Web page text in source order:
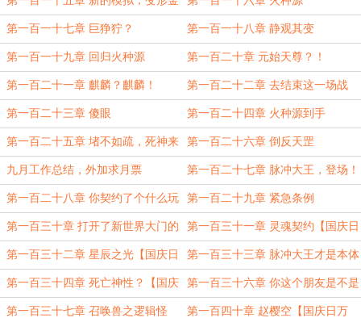
刚！
第一百一十七章 巨狰狞？ 第一百一十八章 静观其变
第一百一十九章 回归火种源 第一百二十章 元始天尊？！
第一百二十一章 麒麟？麒麟！ 第一百二十二章 去结束这一场战
争！
第一百二十三章 傻眼 第一百二十四章 火种源到手
第一百二十五章 堵不如疏，死神来
了
第一百二十六章 倒反天罡
九月工作总结，外加求月票 第一百二十七章 脉冲大王，登场！
第一百二十八章 你契约了个什么玩
意？
第一百二十九章 紧急条例
第一百三十章 打开了新世界大门的
郑吒
第一百三十一章 灵魂契约【国庆日
万1/5】
第一百三十二章 星辰之光【国庆日
万2/5】
第一百三十三章 脉冲大王才是本体
啊！【国庆日万3/5】
第一百三十四章 死亡神性？【国庆
日万4/5】
第一百三十六章 你这个朋友是不是
你自己？【国庆日万1/5】
第一百三十七章 召唤兽之逻辑怪 第一百四十章 赵樱空【国庆日万